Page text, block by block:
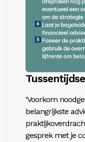
‘Voorkom
belangrijkste
gesprek met je